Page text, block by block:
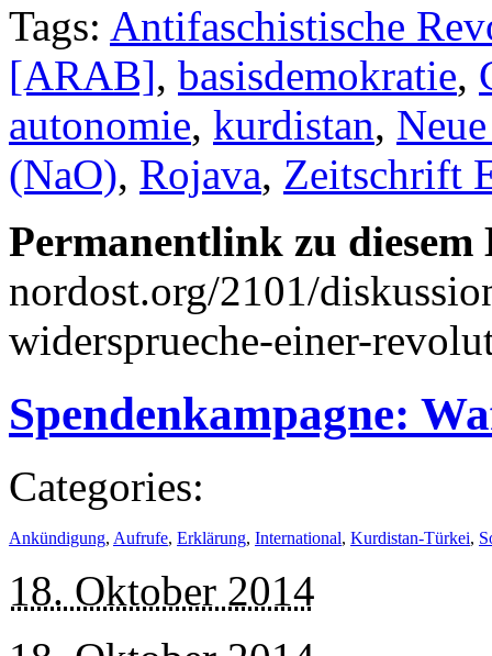
Tags: Antifaschistische
[ARAB], basisdemokratie,
autonomie, kurdistan,
(NaO), Rojava, Zeitschrift
Permanentlink zu
nordost.org/2101/
widersprueche-einer-
Spendenkampagne:
Categories:
Ankündigung, Aufrufe, Erklärung, International, Kurdistan-Türkei,
18. Oktober 2014